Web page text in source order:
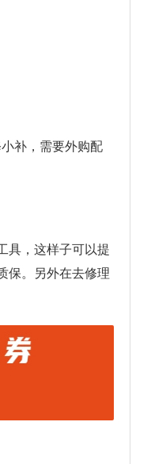
补，需要外购配
具，这样子可以提
保。另外在去修理